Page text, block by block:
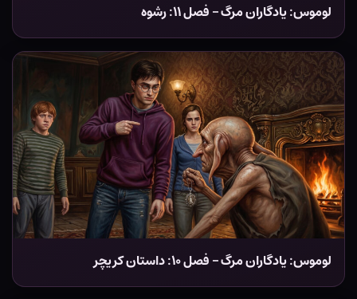
لوموس: یادگاران مرگ – فصل ۱۱: رشوه
لوموس: یادگاران مرگ – فصل ۱۰: داستان کریچر